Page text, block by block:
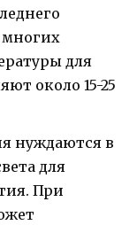
многих
для
около 15-25
нуждаются в
для
При